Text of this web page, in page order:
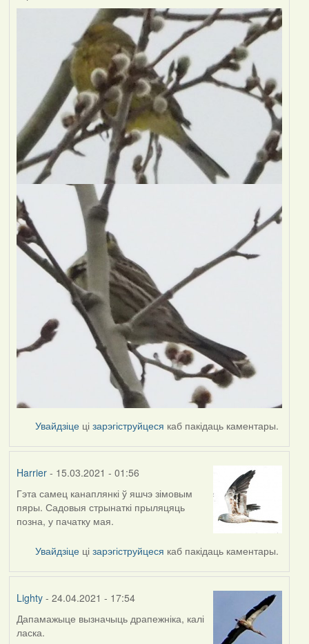
Увайдзіце цізарэгіструйцеся каб пакідаць каментары.
Harrier- 15.03.2021 - 01:56
In
reply
to
Lighty
Гэта самец канаплянкі ў яшчэ зімовым
пяры. Садовыя стрынаткі прыляцяць
позна, у пачатку мая.
Увайдзіце цізарэгіструйцеся каб пакідаць каментары.
Lighty- 24.04.2021 - 17:54
Дапамажыце вызначыць драпежніка, калі
ласка.